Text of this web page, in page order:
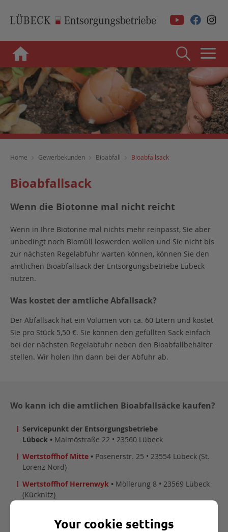
Home Gewerbekunden Bioabfall Bioabfallsack
Bioabfallsack
Wenn die Biotonne mal nicht reicht
Wenn in Ihre Biotonne mal nichts mehr reinpasst, Sie aber
unbedingt noch Biomüll loswerden wollen und Sie nicht bis
zur nächsten Regelabfuhr warten können, können Sie den
amtlichen Bioabfallsack der Entsorgungsbetriebe Lübeck
nutzen.
Was kostet der amtliche Abfallsack?
Der Abfallsack hat ein Volumen von ca. 60 Litern und kostet
Sie pro Stück 5,50 €. Sie können den gefüllten Sack einfach
bei der nächsten Regelabfuhr neben den Bioabfallbehälter
stellen. Wir holen Ihn dann bei der Abfuhr ab.
Wo kann ich die amtlichen Bioabfallsäcke kaufen?
Servicepunkt der Entsorgungsbetriebe
Lübeck • Malmöstraße 22 • 23560 Lübeck
Wertstoffhof Mitte • Posenerstr. 25 • 23554 Lübeck (St.
Lorenz Nord)
Wertstoffhof Herrenwyk • Möllerung 8 • 23569 Lübeck
(Kücknitz)
Your cookie settings